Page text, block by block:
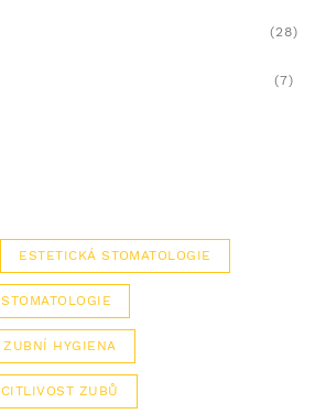
(28)
(7)
ESTETICKÁ STOMATOLOGIE
STOMATOLOGIE
ZUBNÍ HYGIENA
CITLIVOST ZUBŮ